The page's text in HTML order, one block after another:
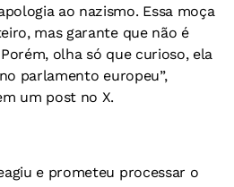
ao nazismo. Essa moça
mas garante que não é
olha só que curioso, ela
parlamento europeu”,
um post no X.
e prometeu processar o